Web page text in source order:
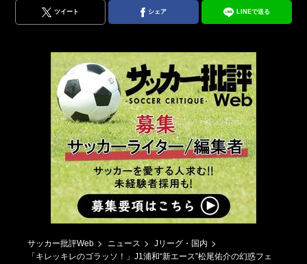
ツイート シェア LINEで送る
サッカー批評Web ニュース
Jリーグ・国内
「キレッキレのゴラッソ！」J1浦和“新エース”松尾佑介の幻惑フェ